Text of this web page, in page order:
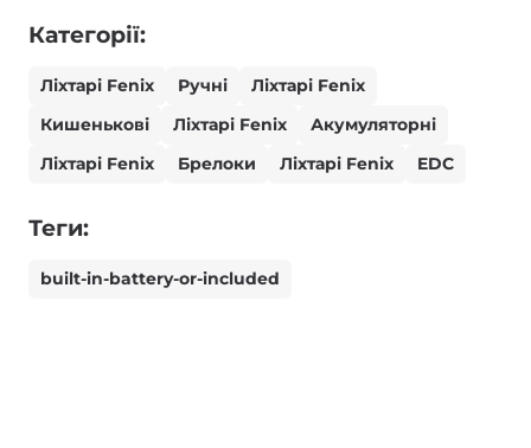
Категорії:
Ліхтарі Fenix Ручні
Ліхтарі Fenix
Кишенькові
Ліхтарі Fenix
Акумуляторні
Ліхтарі Fenix
Брелоки Ліхтарі Fenix EDC
Теги:
built-in-battery-or-included